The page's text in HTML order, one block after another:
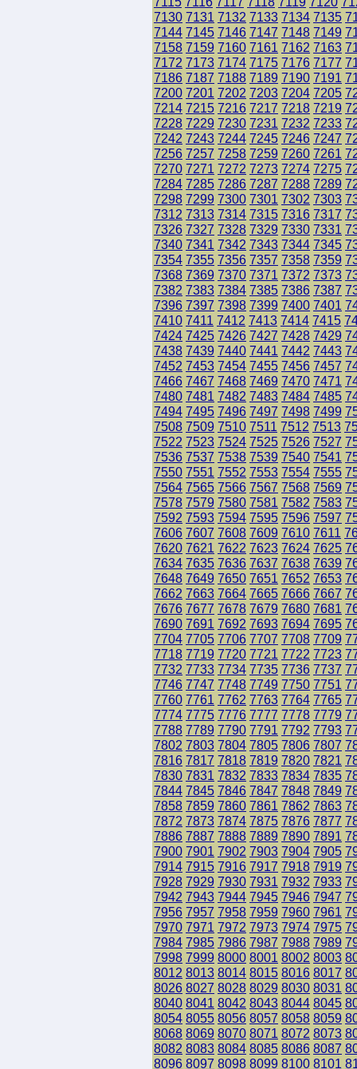
7130 7131 7132 7133 7134 7135
7144 7145 7146 7147 7148 7149
7158 7159 7160 7161 7162 7163
7172 7173 7174 7175 7176 7177
7186 7187 7188 7189 7190 7191
7200 7201 7202 7203 7204 7205
7214 7215 7216 7217 7218 7219
7228 7229 7230 7231 7232 7233
7242 7243 7244 7245 7246 7247
7256 7257 7258 7259 7260 7261
7270 7271 7272 7273 7274 7275
7284 7285 7286 7287 7288 7289
7298 7299 7300 7301 7302 7303
7312 7313 7314 7315 7316 7317
7326 7327 7328 7329 7330 7331
7340 7341 7342 7343 7344 7345
7354 7355 7356 7357 7358 7359
7368 7369 7370 7371 7372 7373
7382 7383 7384 7385 7386 7387
7396 7397 7398 7399 7400 7401
7410 7411 7412 7413 7414 7415
7424 7425 7426 7427 7428 7429
7438 7439 7440 7441 7442 7443
7452 7453 7454 7455 7456 7457
7466 7467 7468 7469 7470 7471
7480 7481 7482 7483 7484 7485
7494 7495 7496 7497 7498 7499
7508 7509 7510 7511 7512 7513
7522 7523 7524 7525 7526 7527
7536 7537 7538 7539 7540 7541
7550 7551 7552 7553 7554 7555
7564 7565 7566 7567 7568 7569
7578 7579 7580 7581 7582 7583
7592 7593 7594 7595 7596 7597
7606 7607 7608 7609 7610 7611
7620 7621 7622 7623 7624 7625
7634 7635 7636 7637 7638 7639
7648 7649 7650 7651 7652 7653
7662 7663 7664 7665 7666 7667
7676 7677 7678 7679 7680 7681
7690 7691 7692 7693 7694 7695
7704 7705 7706 7707 7708 7709
7718 7719 7720 7721 7722 7723
7732 7733 7734 7735 7736 7737
7746 7747 7748 7749 7750 7751
7760 7761 7762 7763 7764 7765
7774 7775 7776 7777 7778 7779
7788 7789 7790 7791 7792 7793
7802 7803 7804 7805 7806 7807
7816 7817 7818 7819 7820 7821
7830 7831 7832 7833 7834 7835
7844 7845 7846 7847 7848 7849
7858 7859 7860 7861 7862 7863
7872 7873 7874 7875 7876 7877
7886 7887 7888 7889 7890 7891
7900 7901 7902 7903 7904 7905
7914 7915 7916 7917 7918 7919
7928 7929 7930 7931 7932 7933
7942 7943 7944 7945 7946 7947
7956 7957 7958 7959 7960 7961
7970 7971 7972 7973 7974 7975
7984 7985 7986 7987 7988 7989
7998 7999 8000 8001 8002 8003
8012 8013 8014 8015 8016 8017
8026 8027 8028 8029 8030 8031
8040 8041 8042 8043 8044 8045
8054 8055 8056 8057 8058 8059
8068 8069 8070 8071 8072 8073
8082 8083 8084 8085 8086 8087
8096 8097 8098 8099 8100 8101